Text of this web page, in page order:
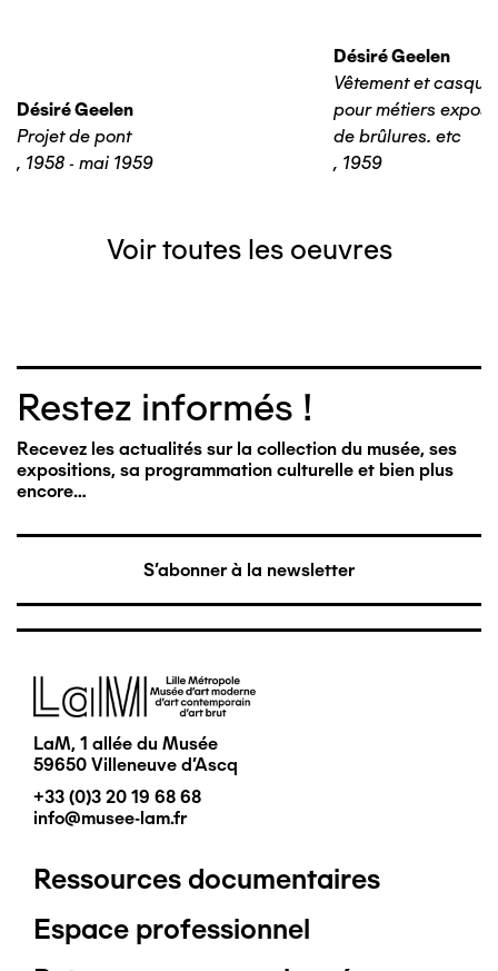
Désiré Geelen
Projet de pont
, 1958 - mai 1959
Désiré Geelen
Vêtement et
pour métiers
de brûlures. etc
, 1959
Voir toutes les oeuvres
Restez informés !
Recevez les actualités sur la collection du musée, ses
expositions, sa programmation culturelle et bien plus
encore…
S'abonner à la newsletter
Image
LaM, 1 allée du Musée
59650 Villeneuve d'Ascq
+33 (0)3 20 19 68 68
info@musee-lam.fr
Pied
de
Ressources documentaires
Espace professionnel